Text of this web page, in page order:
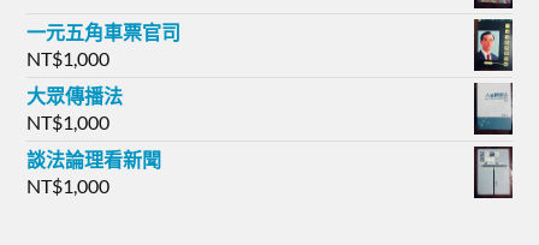
一元五角車票官司
NT$1,000
大眾傳播法
NT$1,000
談法論理看新聞
NT$1,000